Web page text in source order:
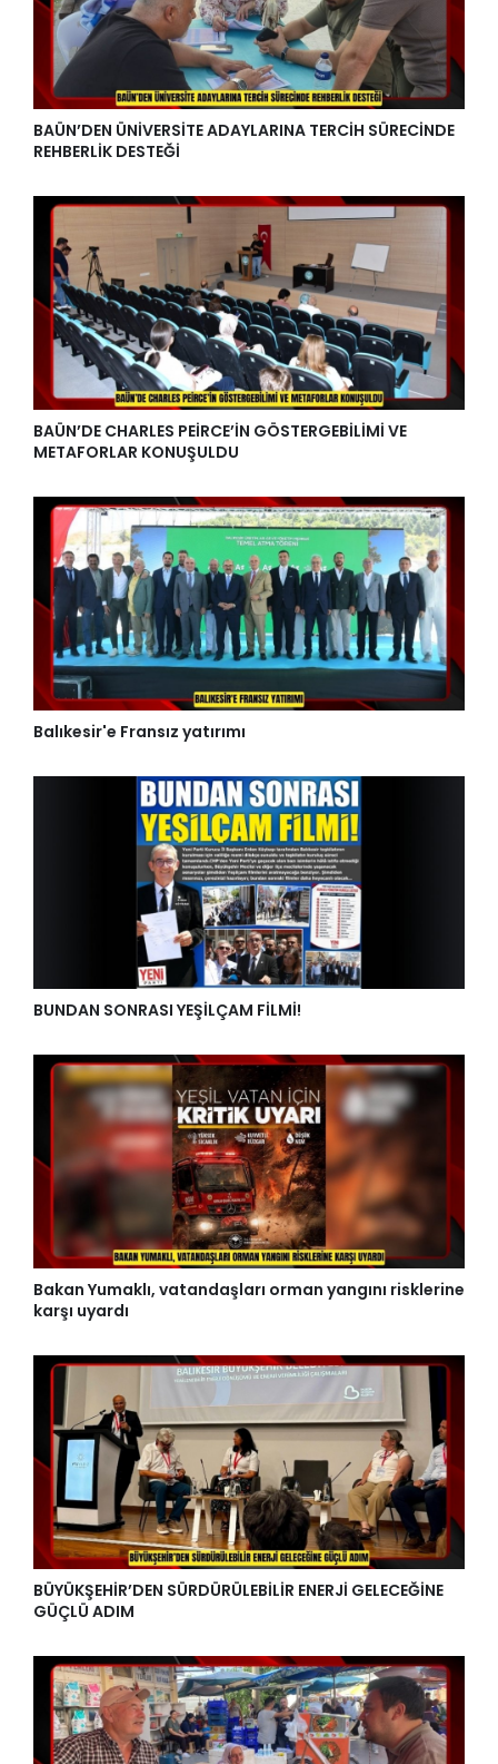
BAÜN’DEN ÜNİVERSİTE ADAYLARINA TERCİH SÜRECİNDE
REHBERLİK DESTEĞİ
BAÜN’DE CHARLES PEİRCE’İN GÖSTERGEBİLİMİ VE
METAFORLAR KONUŞULDU
Balıkesir'e Fransız yatırımı
BUNDAN SONRASI YEŞİLÇAM FİLMİ!
Bakan Yumaklı, vatandaşları orman yangını risklerine
karşı uyardı
BÜYÜKŞEHİR’DEN SÜRDÜRÜLEBİLİR ENERJİ GELECEĞİNE
GÜÇLÜ ADIM